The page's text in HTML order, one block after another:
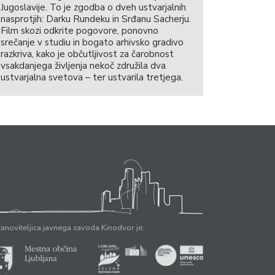
Jugoslavije. To je zgodba o dveh ustvarjalnih
nasprotjih: Darku Rundeku in Srđanu Sacherju.
Film skozi odkrite pogovore, ponovno
srečanje v studiu in bogato arhivsko gradivo
razkriva, kako je občutljivost za čarobnost
vsakdanjega življenja nekoč združila dva
ustvarjalna svetova – ter ustvarila tretjega.
javnega zavoda Kinodvor je: